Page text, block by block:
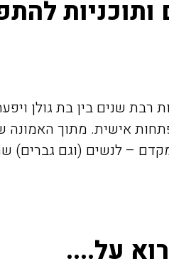
ותוכניות
רבת שנים בין בת גולן
אישית. מתוך האמונה
– לנשים (וגם גברים)
על....